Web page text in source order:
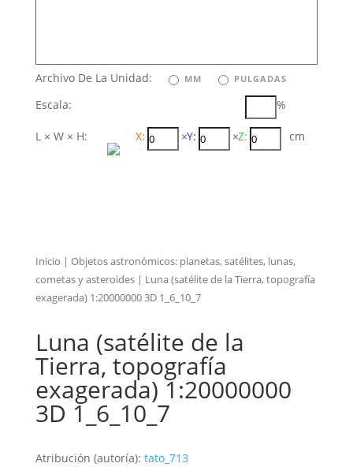
Archivo De La Unidad: MM PULGADAS
Escala: %
L × W × H: X: ×Y: ×Z: cm
Inicio | Objetos astronómicos: planetas, satélites, lunas,
cometas y asteroides| Luna (satélite de la Tierra, topografía
exagerada) 1:20000000 3D 1_6_10_7
Luna (satélite de la
Tierra, topografía
exagerada) 1:20000000
3D 1_6_10_7
Atribución (autoría): tato_713